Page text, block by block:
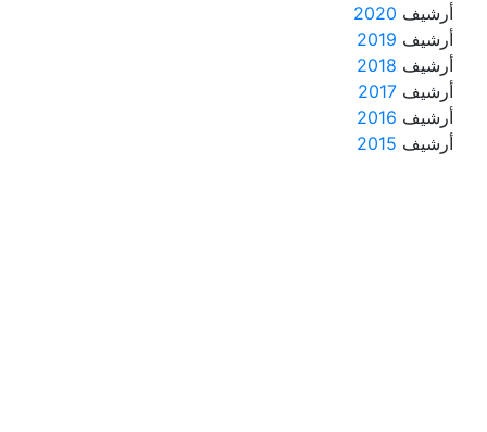
أرشيف 2020
أرشيف 2019
أرشيف 2018
أرشيف 2017
أرشيف 2016
أرشيف 2015